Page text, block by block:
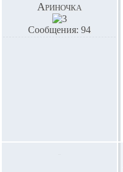
Ариночка
Сообщения: 94